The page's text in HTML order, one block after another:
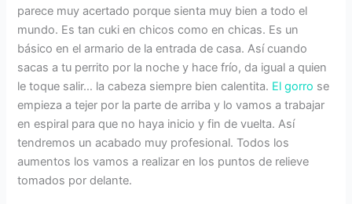
parece muy acertado porque sienta muy bien a todo el
mundo. Es tan cuki en chicos como en chicas. Es un
básico en el armario de la entrada de casa. Así cuando
sacas a tu perrito por la noche y hace frío, da igual a quien
le toque salir… la cabeza siempre bien calentita. El gorro se
empieza a tejer por la parte de arriba y lo vamos a trabajar
en espiral para que no haya inicio y fin de vuelta. Así
tendremos un acabado muy profesional. Todos los
aumentos los vamos a realizar en los puntos de relieve
tomados por delante.